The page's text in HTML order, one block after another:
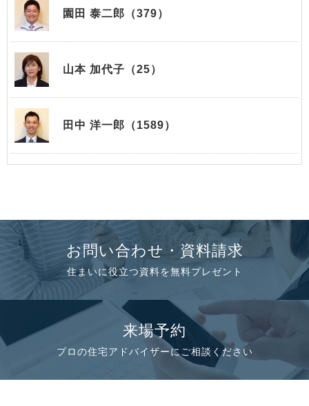
園田 泰二郎（379）
山本 加代子（25）
田中 洋一郎（1589）
お問い合わせ・資料請求
住まいに役立つ資料を無料プレゼント
来場予約
プロの住宅アドバイザーにご相談ください